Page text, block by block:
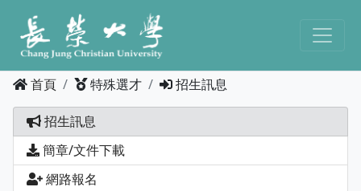
首頁 特殊選才 招生訊息
招生訊息
簡章/文件下載
網路報名